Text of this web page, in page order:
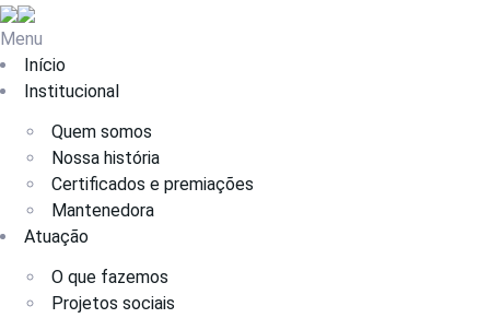
Menu
Início
Institucional
Quem somos
Nossa história
Certificados e premiações
Mantenedora
Atuação
O que fazemos
Projetos sociais